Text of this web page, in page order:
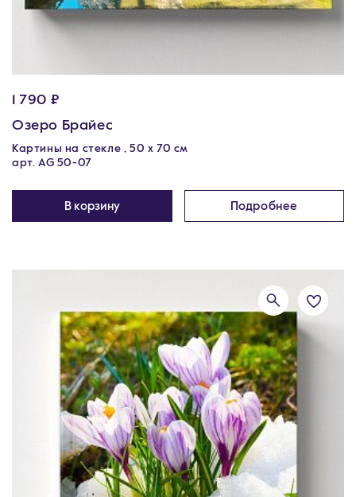
1 790 ₽
Озеро Брайес
Картины на стекле , 50 х 70 см
арт. AG 50-07
В корзину Подробнее